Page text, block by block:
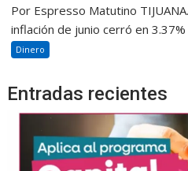
Por Espresso Matutino
inflación de junio cerró en 3.37%
Dinero
Entradas recientes